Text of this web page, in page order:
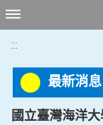
:::
最新消息
國立臺灣海洋